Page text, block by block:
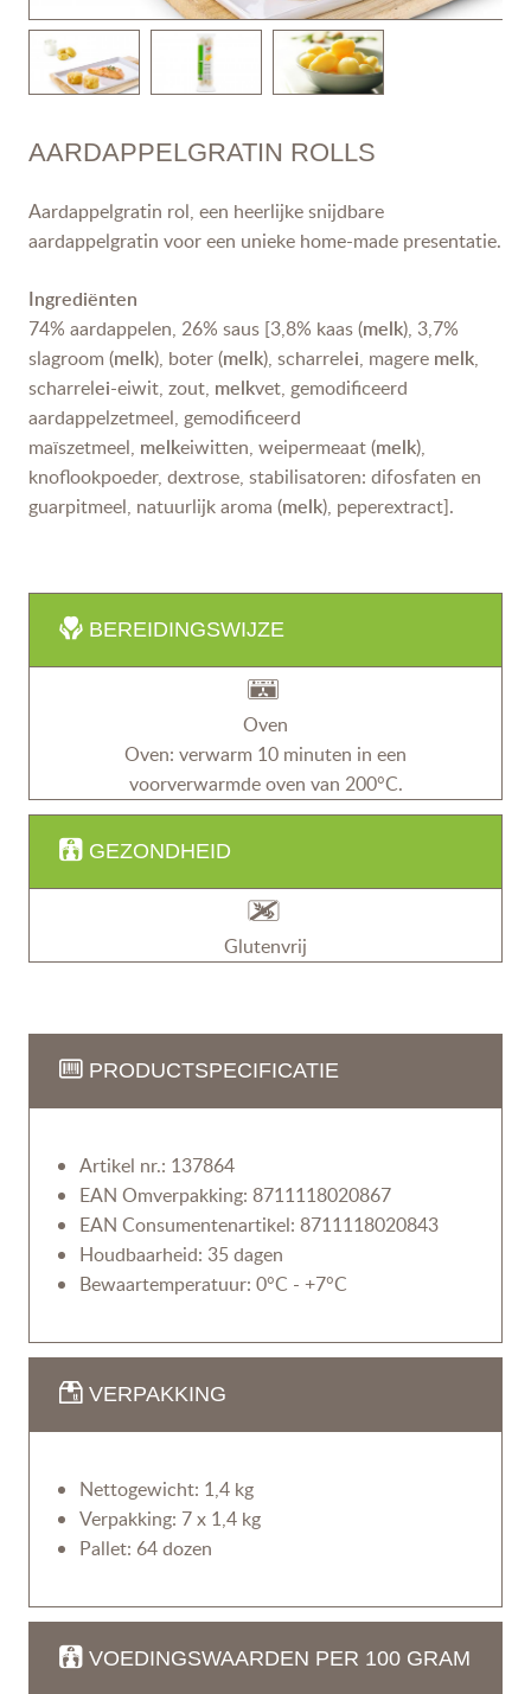
AARDAPPELGRATIN ROLLS
Aardappelgratin rol, een heerlijke snijdbare
aardappelgratin voor een unieke home-made presentatie.
Ingrediënten
74% aardappelen, 26% saus [3,8% kaas (melk), 3,7%
slagroom (melk), boter (melk), scharrelei, magere melk,
scharrelei-eiwit, zout, melkvet, gemodificeerd
aardappelzetmeel, gemodificeerd
maïszetmeel, melkeiwitten, weipermeaat (melk),
knoflookpoeder, dextrose, stabilisatoren: difosfaten en
guarpitmeel, natuurlijk aroma (melk), peperextract].
BEREIDINGSWIJZE
Oven
Oven: verwarm 10 minuten in een
voorverwarmde oven van 200°C.
GEZONDHEID
Glutenvrij
PRODUCTSPECIFICATIE
Artikel nr.: 137864
EAN Omverpakking: 8711118020867
EAN Consumentenartikel: 8711118020843
Houdbaarheid: 35 dagen
Bewaartemperatuur: 0°C - +7°C
VERPAKKING
Nettogewicht: 1,4 kg
Verpakking: 7 x 1,4 kg
Pallet: 64 dozen
VOEDINGSWAARDEN PER 100 GRAM